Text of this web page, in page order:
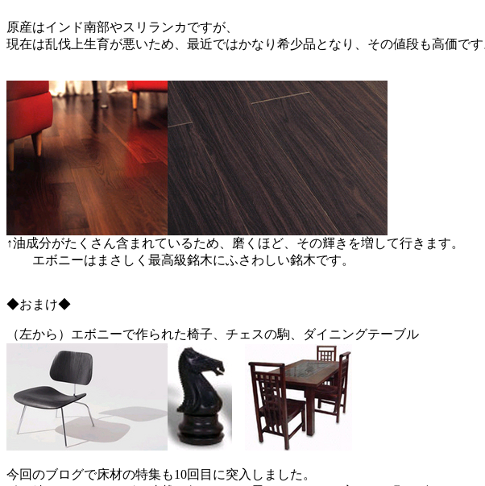
原産はインド南部やスリランカですが、
現在は乱伐上生育が悪いため、最近ではかなり希少品となり、その値段も高価です
↑油成分がたくさん含まれているため、磨くほど、その輝きを増して行きます。
エボニーはまさしく最高級銘木にふさわしい銘木です。
◆おまけ◆
（左から）エボニーで作られた椅子、チェスの駒、ダイニングテーブル
今回のブログで床材の特集も10回目に突入しました。